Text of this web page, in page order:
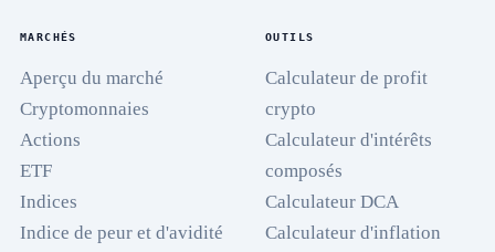
MARCHÉS
Aperçu du marché
Cryptomonnaies
Actions
ETF
Indices
Indice de peur et d'avidité
OUTILS
Calculateur de profit
crypto
Calculateur d'intérêts
composés
Calculateur DCA
Calculateur d'inflation